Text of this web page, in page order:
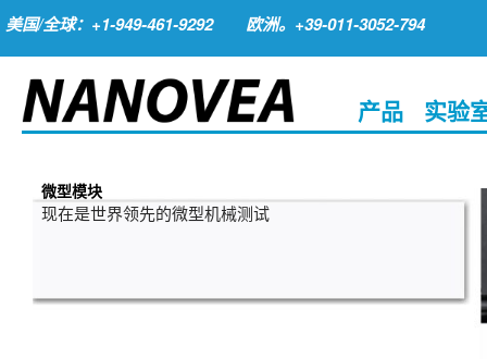
美国/全球：+1-949-461-9292 欧洲。+39-011-3052-794
产品 实验
微型模块
现在是世界领先的微型机械测试